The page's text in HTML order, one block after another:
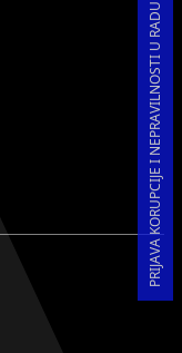
PRIJAVA KORUPCIJE I NEPRAVILNOSTI U RADU